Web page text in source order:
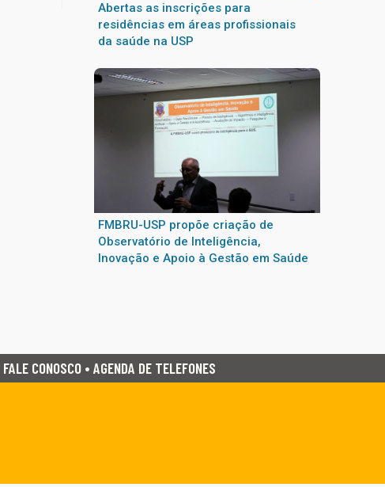
Abertas as inscrições para
residências em áreas profissionais
da saúde na USP
FMBRU-USP propõe criação de
Observatório de Inteligência,
Inovação e Apoio à Gestão em Saúde
FALE CONOSCO • AGENDA DE TELEFONES